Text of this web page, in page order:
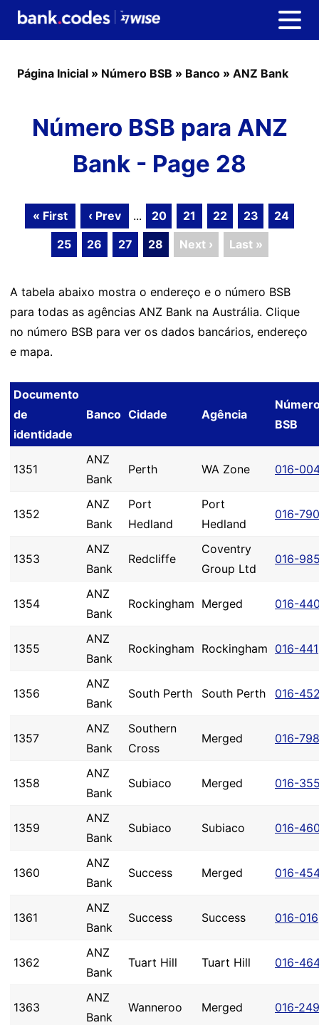
Página Inicial » Número BSB » Banco » ANZ Bank
Número BSB para ANZ
Bank - Page 28
« First ‹ Prev ... 20 21 22 23
24
25
26 27 28 Next › Last »
A tabela abaixo mostra o endereço e o número BSB
para todas as agências ANZ Bank na Austrália. Clique
no número BSB para ver os dados bancários, endereço
e mapa.
Documento
de
identidade
Banco Cidade Agência
BSB
1351
ANZ
Bank
Perth WA Zone 016-
1352
ANZ
Bank
Port
Hedland
Port
Hedland
016-790
1353
ANZ
Bank
Redcliffe
Coventry
Group Ltd
016-
1354
ANZ
Bank
Rockingham Merged 016-
1355
ANZ
Bank
Rockingham Rockingham 016-441
1356
ANZ
Bank
South Perth South Perth 016-
1357
ANZ
Bank
Southern
Cross
Merged 016-798
1358
ANZ
Bank
Subiaco Merged 016-
1359
ANZ
Bank
Subiaco Subiaco 016-
1360
ANZ
Bank
Success Merged 016-
1361
ANZ
Bank
Success Success 016-016
1362
ANZ
Bank
Tuart Hill Tuart Hill 016-
1363
ANZ
Bank
Wanneroo Merged 016-249